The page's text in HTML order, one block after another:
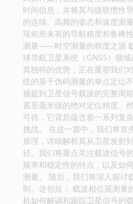
时间信息，并将其与捷联惯性
的连续、高频的姿态和速度测
现前所未有的导航精度和鲁棒
测量——时空测量的精度之源
球导航卫星系统（GNSS）领
其独特的优势，正在重塑我们
统的基于伪码测量的单点定位
捕捉到卫星信号载波的完整周
甚至毫米级的绝对定位精度。
可得，它背后蕴含着一系列复
挑战。 在这一篇中，我们将首
原理，详细解析其从卫星发射
径。我们将重点关注载波信号
频率和稳定性的特点，以及如
测量。 随后，我们将深入探讨
制。这包括： 载波相位观测量
机如何解调和跟踪卫星信号的